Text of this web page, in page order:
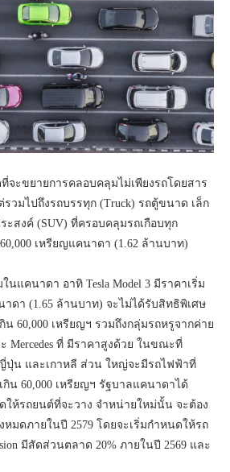
จะขยายการคลอบคลุมไม่เพียงรถโดยสาร
ต่รวมไปถึงรถบรรทุก (Truck) รถตู้ขนาด เล็ก
ะสงค์ (SUV) ที่ครอบคลุมรถเกือบทุก
เหรียญแคนาดา (1.62 ล้านบาท)
แคนาดา อาทิ Tesla Model 3 มีราคาเริ่ม
าดา (1.65 ล้านบาท) จะไม่ได้รับสิทธิพิเศษ
น 60,000 เหรียญฯ รวมถึงกลุ่มรถหรูจากค่าย
ะ Mercedes ที่ มีราคาสูงด้วย ในขณะที่
ปุ่น และเกาหลี ส่วน ใหญ่จะมีรถไฟฟ้าที่
น 60,000 เหรียญฯ รัฐบาลแคนาดาได้
ให้รถยนต์ที่จะวาง จำหน่ายใหม่นั้น จะต้อง
งหมดภายในปี 2579 โดยจะเริ่มกำหนดให้รถ
มีสัดส่วนตลาด 20% ภายในปี 2569 และ